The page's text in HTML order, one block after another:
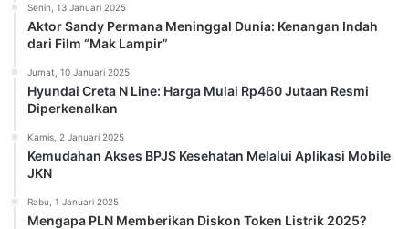
Senin, 13 Januari 2025
Aktor Sandy Permana Meninggal Dunia: Kenangan Indah
dari Film “Mak Lampir”
Jumat, 10 Januari 2025
Hyundai Creta N Line: Harga Mulai Rp460 Jutaan Resmi
Diperkenalkan
Kamis, 2 Januari 2025
Kemudahan Akses BPJS Kesehatan Melalui Aplikasi Mobile
JKN
Rabu, 1 Januari 2025
Mengapa PLN Memberikan Diskon Token Listrik 2025?